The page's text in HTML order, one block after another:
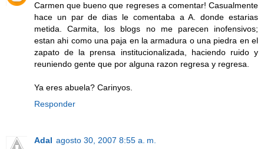
Carmen que bueno que regreses a comentar! Casualmente
hace un par de dias le comentaba a A. donde estarias
metida. Carmita, los blogs no me parecen inofensivos;
estan ahi como una paja en la armadura o una piedra en el
zapato de la prensa institucionalizada, haciendo ruido y
reuniendo gente que por alguna razon regresa y regresa.
Ya eres abuela? Carinyos.
Responder
Adal agosto 30, 2007 8:55 a. m.